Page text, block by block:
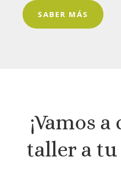
SABER MÁS
¡Vamos
taller a